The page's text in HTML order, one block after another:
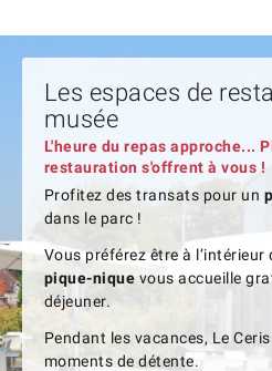
Les espaces de
musée
L'heure du repas approche...
restauration s'offrent à vous !
Profitez des transats pour un
dans le parc !
Vous préférez être à l’intérieur
pique-niquevous accueille
déjeuner.
Pendant les vacances, Le
moments de détente.